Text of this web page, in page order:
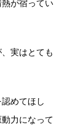
が宿ってい
実はとても
めてほし
力になって